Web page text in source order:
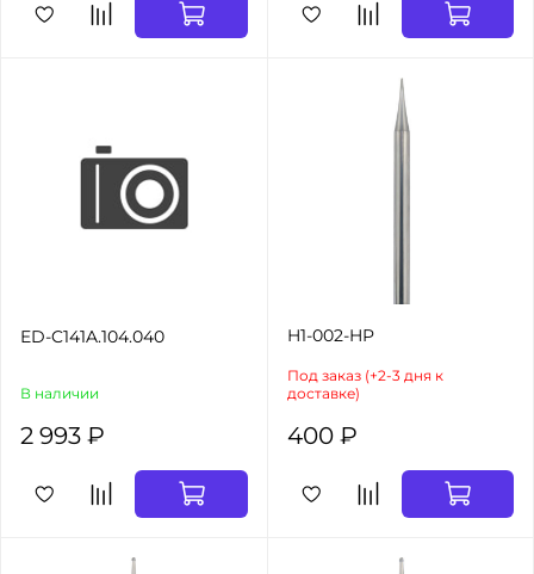
ED-C141A.104.040
В наличии
2 993 ₽
H1-002-HP
Под заказ (+2-3 дня к
доставке)
400 ₽